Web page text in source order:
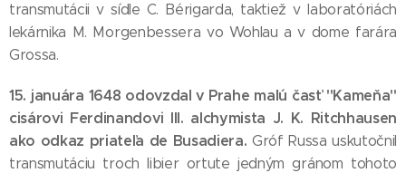
transmutácii v sídle C. Bérigarda, taktiež v laboratóriách
lekárnika M. Morgenbessera vo Wohlau a v dome farára
Grossa.
15. januára 1648 odovzdal v Prahe malú časť "Kameňa"
cisárovi Ferdinandovi III. alchymista J. K. Ritchhausen
ako odkaz priateľa de Busadiera. Gróf Russa uskutočnil
transmutáciu troch libier ortute jedným gránom tohoto